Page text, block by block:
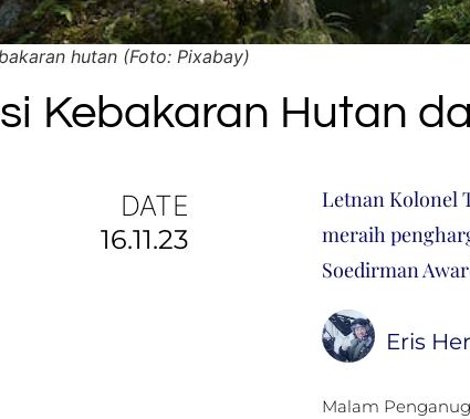
hutan (Foto: Pixabay)
Kebakaran Hutan
DATE
16.11.23
Letnan Kolonel
meraih
Soedirman
Eris
Malam